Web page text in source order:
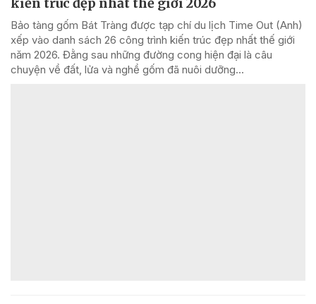
kiến trúc đẹp nhất thế giới 2026
Bảo tàng gốm Bát Tràng được tạp chí du lịch Time Out (Anh)
xếp vào danh sách 26 công trình kiến trúc đẹp nhất thế giới
năm 2026. Đằng sau những đường cong hiện đại là câu
chuyện về đất, lửa và nghề gốm đã nuôi dưỡng...